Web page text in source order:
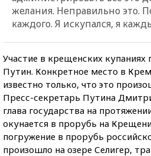
желания. Неправильно это.
каждого. Я искупался, я
Участие в крещенских
Путин. Конкретное место в
известно только, что это
Пресс-секретарь Путина
глава государства на
окунается в прорубь на
погружение в прорубь
произошло на озере Селигер,